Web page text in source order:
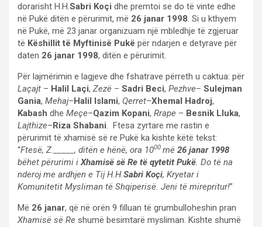
dorarisht H.H.Sabri Koçi dhe premtoi se do të vinte edhe
në Pukë ditën e përurimit, më 26 janar 1998. Si u kthyem
në Pukë, më 23 janar organizuam një mbledhje të zgjeruar
të Këshillit të Myftinisë Pukë për ndarjen e detyrave për
daten 26 janar 1998, ditën e përurimit.
Për lajmërimin e lagjeve dhe fshatrave përreth u caktua: për
Laçajt – Halil Laçi, Zezë – Sadri Beci, Pezhve– Sulejman
Gania, Mehaj–Halil Islami, Qerret–Xhemal Hadroj,
Kabash dhe Meçe–Qazim Kopani, Rrape – Besnik Lluka,
Lajthize–Riza Shabani. Ftesa zyrtare me rastin e
përurimit të xhamisë së re Pukë ka kishte këtë tekst:
“Ftesë, Z._____, ditën e hënë, ora 1000 më 26 janar 1998
bëhet përurimi iXhamisë së Re të qytetit Pukë. Do të na
nderoj me ardhjen e Tij H.H.Sabri Koçi, Kryetar i
Komunitetit Mysliman të Shqiperisë. Jeni të mirepritur!”
Më 26 janar, që në orën 9 filluan të grumbulloheshin pran
Xhamisë së Re shumë besimtarë mysliman. Kishte shumë